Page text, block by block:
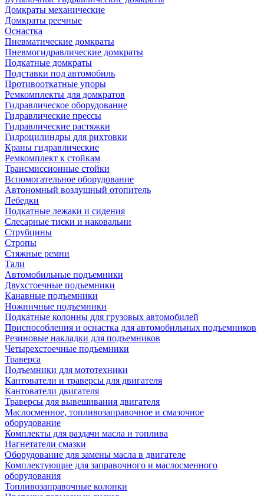
Домкраты механические
Домкраты реечные
Оснастка
Пневматические домкраты
Пневмогидравлические домкраты
Подкатные домкраты
Подставки под автомобиль
Противооткатные упоры
Ремкомплекты для домкратов
Гидравлическое оборудование
Гидравлические прессы
Гидравлические растяжки
Гидроцилиндры для рихтовки
Краны гидравлические
Ремкомплект к стойкам
Трансмиссионные стойки
Вспомогательное оборудование
Автономный воздушный отопитель
Лебедки
Подкатные лежаки и сидения
Слесарные тиски и наковальни
Струбцины
Стропы
Стяжные ремни
Тали
Автомобильные подъемники
Двухстоечные подъемники
Канавные подъемники
Ножничные подъемники
Подкатные колонны для грузовых автомобилей
Приспособления и оснастка для автомобильных подъемников
Резиновые накладки для подъемников
Четырехстоечные подъемники
Траверса
Подъемники для мототехники
Кантователи и траверсы для двигателя
Кантователи двигателя
Траверсы для вывешивания двигателя
Маслосменное, топливозаправочное и смазочное
оборудование
Комплекты для раздачи масла и топлива
Нагнетатели смазки
Оборудование для замены масла в двигателе
Комплектующие для заправочного и маслосменного
оборудования
Топливозаправочные колонки